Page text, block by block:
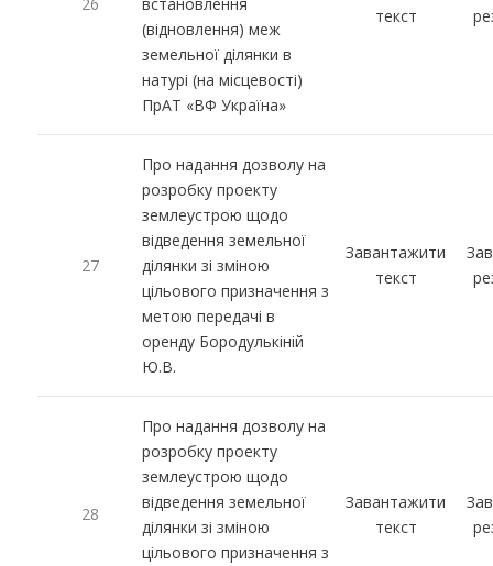
(відновлення) меж
земельної ділянки в
натурі (на місцевості)
ПрАТ «ВФ Україна»
текст
27
Про надання дозволу на
розробку проекту
землеустрою щодо
відведення земельної
ділянки зі зміною
цільового призначення з
метою передачі в
оренду Бородулькіній
Ю.В.
Завантажити
текст
28
Про надання дозволу на
розробку проекту
землеустрою щодо
відведення земельної
ділянки зі зміною
цільового призначення з
Завантажити
текст